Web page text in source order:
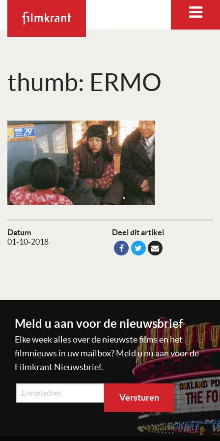
thumb: ERMO
Datum
01-10-2018
Deel dit artikel
Meld u aan voor de nieuwsbrief
Elke week alles over de nieuwste films en het
filmnieuws in uw mailbox? Meld u nu aan voor de
Filmkrant Nieuwsbrief.